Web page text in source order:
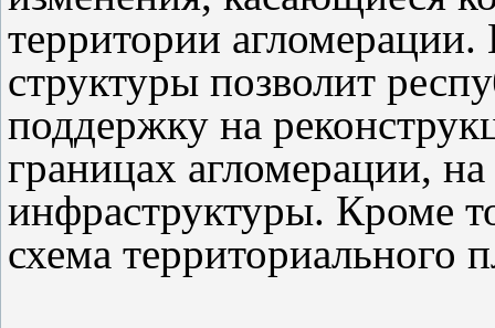
территории агломерации.
структуры позволит
поддержку на
границах агломерации,
инфраструктуры. Кроме
схема территориального